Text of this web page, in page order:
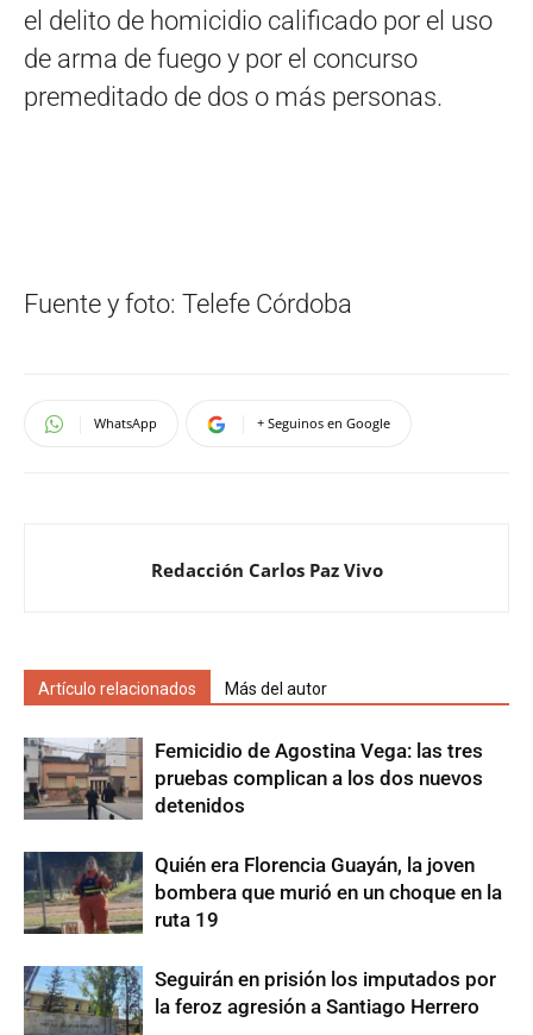
el delito de homicidio calificado por el uso
de arma de fuego y por el concurso
premeditado de dos o más personas.
Fuente y foto: Telefe Córdoba
WhatsApp + Seguinos en Google
Redacción Carlos Paz Vivo
Artículo relacionados Más del autor
Femicidio de Agostina Vega: las tres
pruebas complican a los dos nuevos
detenidos
Quién era Florencia Guayán, la joven
bombera que murió en un choque en la
ruta 19
Seguirán en prisión los imputados por
la feroz agresión a Santiago Herrero